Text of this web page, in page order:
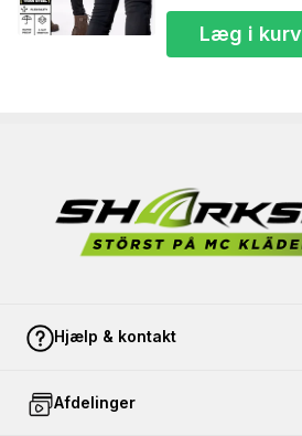
Læg i kurv
Hjælp & kontakt
Kontakt os
Afdelinger